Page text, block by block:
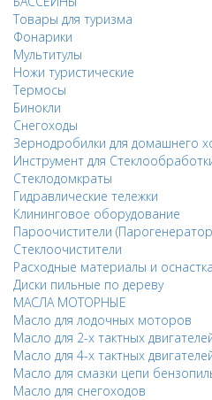
Товары для туризма
Фонарики
Мультитулы
Ножи туристические
Термосы
Бинокли
Снегоходы
Зернодробилки для домашнего
Инструмент для
Стеклодомкраты
Гидравлические тележки
Клининговое оборудование
Пароочистители
Стеклоочистители
Расходные материалы и оснастка
Диски пильные по дереву
МАСЛА МОТОРНЫЕ
Масло для лодочных моторов
Масло для 2-х тактных
Масло для 4-х тактных
Масло для смазки цепи
Масло для снегоходов